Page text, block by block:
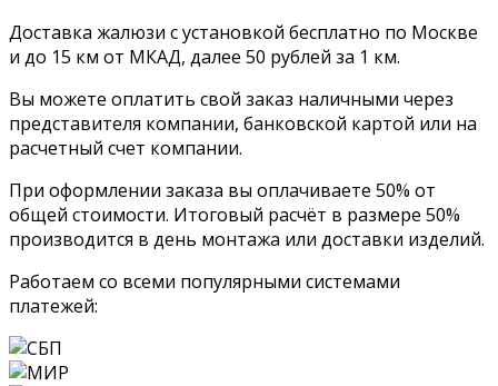
Доставка жалюзи с установкой бесплатно по Москве
и до 15 км от МКАД, далее 50 рублей за 1 км.
Вы можете оплатить свой заказ наличными через
представителя компании, банковской картой или на
расчетный счет компании.
При оформлении заказа вы оплачиваете 50% от
общей стоимости. Итоговый расчёт в размере 50%
производится в день монтажа или доставки изделий.
Работаем со всеми популярными системами
платежей: